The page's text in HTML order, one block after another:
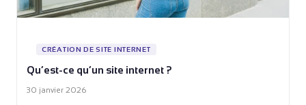
CRÉATION DE SITE INTERNET
Qu’est-ce qu’un site internet ?
30 janvier 2026